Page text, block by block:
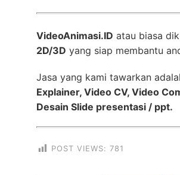
VideoAnimasi.ID atau biasa
2D/3D yang siap membantu
Jasa yang kami tawarkan
Explainer, Video CV, Video
Desain Slide presentasi / ppt.
POST VIEWS: 781